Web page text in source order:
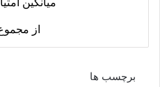
میانگین
از
برچسب ها